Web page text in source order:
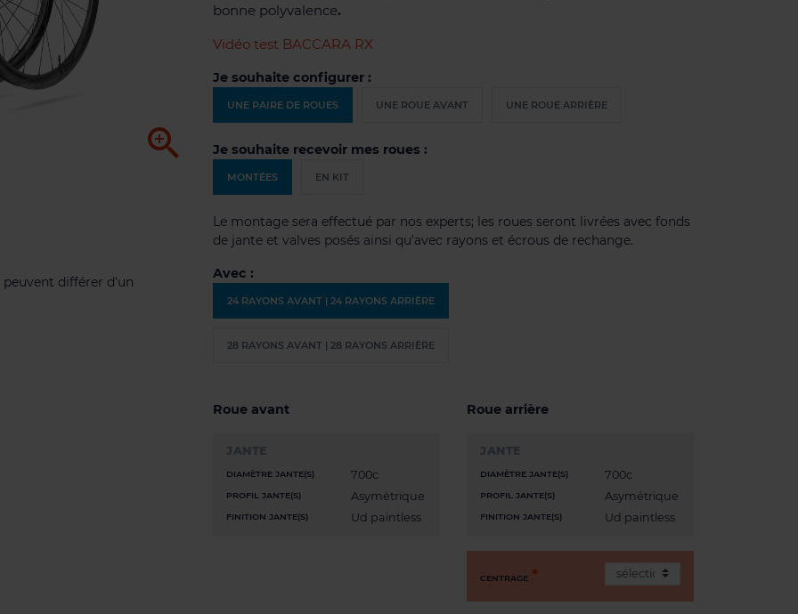

différer d'un
bonne polyvalence.
Vidéo test BACCARA RX
Je souhaite configurer :
UNE PAIRE DE ROUES UNE ROUE AVANT UNE ROUE ARRIÈRE
Je souhaite recevoir mes roues :
MONTÉES EN KIT
Le montage sera effectué par nos experts; les roues seront livrées avec fonds
de jante et valves posés ainsi qu’avec rayons et écrous de rechange.
Avec :
24 RAYONS AVANT | 24 RAYONS ARRIÈRE
28 RAYONS AVANT | 28 RAYONS ARRIÈRE
Roue avant
JANTE
DIAMÈTRE JANTE(S) 700c
PROFIL JANTE(S) Asymétrique
FINITION JANTE(S) Ud paintless
Roue arrière
JANTE
DIAMÈTRE JANTE(S) 700c
PROFIL JANTE(S) Asymétrique
FINITION JANTE(S) Ud paintless
CENTRAGE